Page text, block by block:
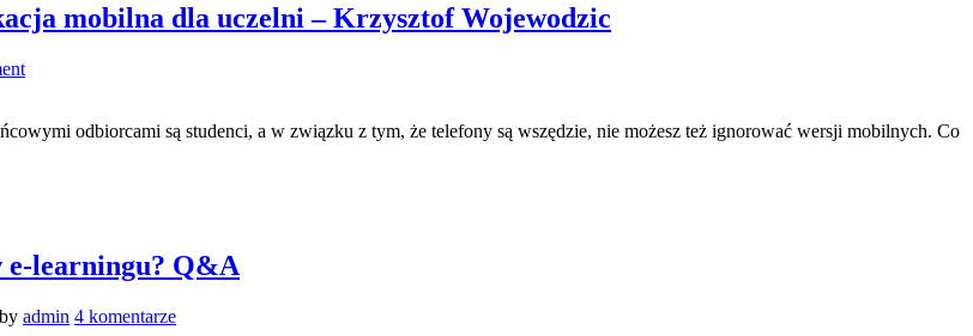
mobilna dla uczelni – Krzysztof Wojewodzic
odbiorcami są studenci, a w związku z tym, że telefony są wszędzie, nie możesz też ignorować wersji mobilnych. Co
e-learningu? Q&A
by admin 4 komentarze